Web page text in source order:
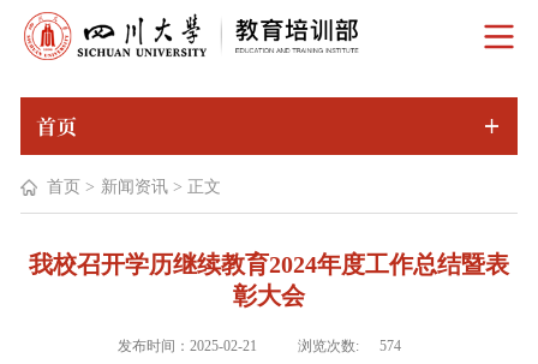
首页
首页 > 新闻资讯 > 正文
我校召开学历继续教育2024年度工作总结暨表
彰大会
发布时间：2025-02-21 浏览次数: 574